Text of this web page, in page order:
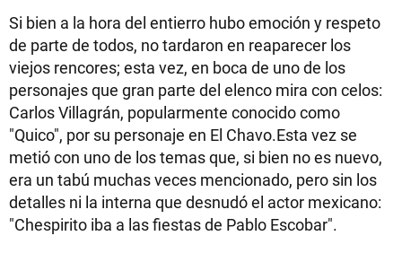
Si bien a la hora del entierro hubo emoción y respeto
de parte de todos, no tardaron en reaparecer los
viejos rencores; esta vez, en boca de uno de los
personajes que gran parte del elenco mira con celos:
Carlos Villagrán, popularmente conocido como
"Quico", por su personaje en El Chavo.Esta vez se
metió con uno de los temas que, si bien no es nuevo,
era un tabú muchas veces mencionado, pero sin los
detalles ni la interna que desnudó el actor mexicano:
"Chespirito iba a las fiestas de Pablo Escobar".
Seguinos